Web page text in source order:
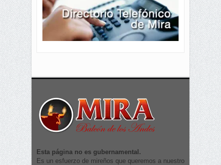
Esta página no es gubernamental.
Es un esfuerzo de mireños que queremos a nuestro